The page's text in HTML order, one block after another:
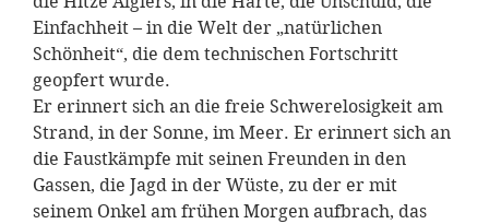
Einfachheit – in die Welt der „natürlichen
Schönheit“, die dem technischen Fortschritt
geopfert wurde.
Er erinnert sich an die freie Schwerelosigkeit am
Strand, in der Sonne, im Meer. Er erinnert sich an
die Faustkämpfe mit seinen Freunden in den
Gassen, die Jagd in der Wüste, zu der er mit
seinem Onkel am frühen Morgen aufbrach, das